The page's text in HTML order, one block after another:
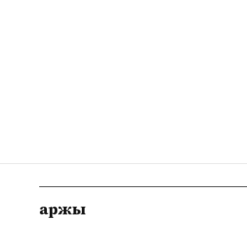
Қаржы